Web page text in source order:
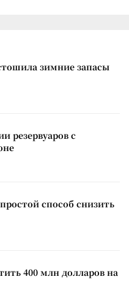
зимние запасы
резервуаров с
способ снизить
400 млн долларов на